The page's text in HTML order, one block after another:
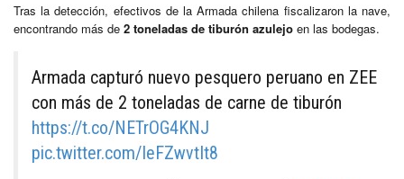
Tras la detección, efectivos de la Armada chilena fiscalizaron la nave,
encontrando más de 2 toneladas de tiburón azulejo en las bodegas.
Armada capturó nuevo pesquero peruano en ZEE
con más de 2 toneladas de carne de tiburón
https://t.co/NETrOG4KNJ
pic.twitter.com/IeFZwvtIt8